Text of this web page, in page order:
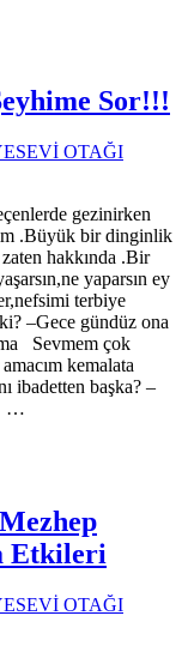
Sor!!!
OTAĞI
gezinirken
.Büyük bir dinginlik
hakkında .Bir
yaparsın ey
terbiye
–Gece gündüz ona
Sevmem çok
kemalata
ibadetten başka? –
…
Etkileri
OTAĞI